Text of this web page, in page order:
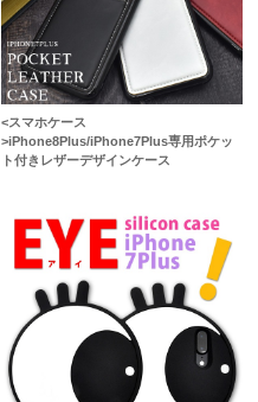
<スマホケース
>iPhone8Plus/iPhone7Plus専用ポケッ
ト付きレザーデザインケース